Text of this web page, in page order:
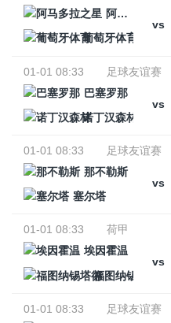
阿马多拉之星
vs
葡萄牙体育
01-01 08:33
足球友谊赛
巴塞罗那
vs
诺丁汉森林
01-01 08:33
足球友谊赛
那不勒斯
vs
塞尔塔
01-01 08:33
荷甲
埃因霍温
vs
福图纳锡塔德
01-01 08:33
足球友谊赛